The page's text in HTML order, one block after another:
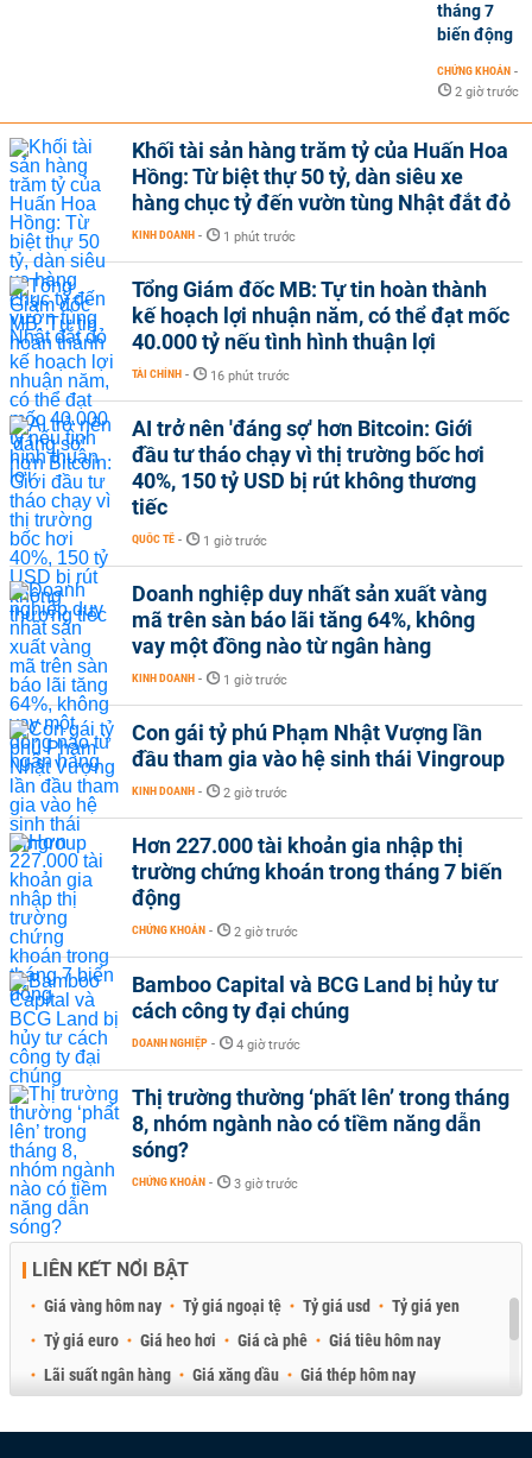
tháng 7
biến động
CHỨNG KHOÁN -
2 giờ trước
Khối tài sản hàng trăm tỷ của Huấn Hoa
Hồng: Từ biệt thự 50 tỷ, dàn siêu xe
hàng chục tỷ đến vườn tùng Nhật đắt đỏ
KINH DOANH - 1 phút trước
Tổng Giám đốc MB: Tự tin hoàn thành
kế hoạch lợi nhuận năm, có thể đạt mốc
40.000 tỷ nếu tình hình thuận lợi
TÀI CHÍNH - 16 phút trước
AI trở nên 'đáng sợ' hơn Bitcoin: Giới
đầu tư tháo chạy vì thị trường bốc hơi
40%, 150 tỷ USD bị rút không thương
tiếc
QUỐC TẾ - 1 giờ trước
Doanh nghiệp duy nhất sản xuất vàng
mã trên sàn báo lãi tăng 64%, không
vay một đồng nào từ ngân hàng
KINH DOANH - 1 giờ trước
Con gái tỷ phú Phạm Nhật Vượng lần
đầu tham gia vào hệ sinh thái Vingroup
KINH DOANH - 2 giờ trước
Hơn 227.000 tài khoản gia nhập thị
trường chứng khoán trong tháng 7 biến
động
CHỨNG KHOÁN - 2 giờ trước
Bamboo Capital và BCG Land bị hủy tư
cách công ty đại chúng
DOANH NGHIỆP - 4 giờ trước
Thị trường thường ‘phất lên’ trong tháng
8, nhóm ngành nào có tiềm năng dẫn
sóng?
CHỨNG KHOÁN - 3 giờ trước
LIÊN KẾT NỔI BẬT
Giá vàng hôm nay Tỷ giá ngoại tệ Tỷ giá usd
Tỷ giá yen
Tỷ giá euro
Giá heo hơi Giá cà phê
Giá tiêu hôm nay
Lãi suất ngân hàng
Giá xăng dầu
Giá thép hôm nay